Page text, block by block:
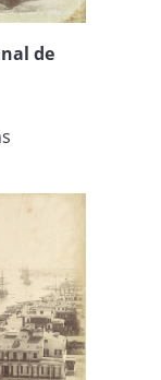
de